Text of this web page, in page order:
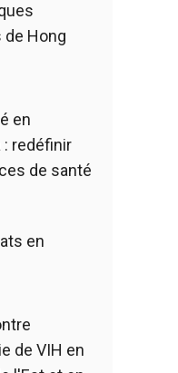
de Hong
en
: redéfinir
de santé
en
de VIH en